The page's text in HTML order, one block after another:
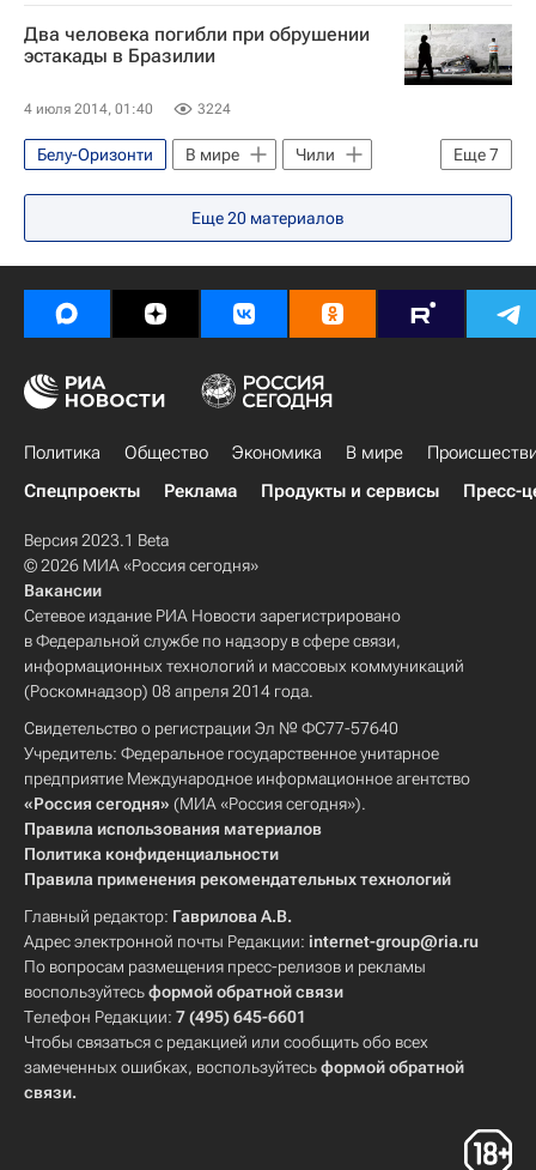
Чемпионат мира по футболу в Бразилии
Бразилия
Америка
Весь мир
Дилма Русеф
ЧМ по футболу 2026
Два человека погибли при обрушении
эстакады в Бразилии
4 июля 2014, 01:40 3224
Еще7
Белу-Оризонти В мире
Чили
Бразилия
Америка
Минас-Жерайс
Весь мир
France-Presse
Чемпионат мира по футболу 2014
Еще20 материалов
Политика Общество Экономика В мире
Спецпроекты
Реклама Продукты и сервисы Пресс-
Версия 2023.1 Beta
© 2026 МИА «Россия сегодня»
Вакансии
Сетевое издание РИА Новости зарегистрировано
в Федеральной службе по надзору в сфере связи,
информационных технологий и массовых коммуникаций
(Роскомнадзор) 08 апреля 2014 года.
Свидетельство о регистрации Эл № ФС77-57640
Учредитель: Федеральное государственное унитарное
предприятие Международное информационное агентство
«Россия сегодня» (МИА «Россия сегодня»).
Правила использования материалов
Политика конфиденциальности
Правила применения рекомендательных технологий
Главный редактор: Гаврилова А.В.
Адрес электронной почты Редакции: internet-group@ria.ru
По вопросам размещения пресс-релизов и рекламы
воспользуйтесьформой обратной связи
Телефон Редакции: 7 (495) 645-6601
Чтобы связаться с редакцией или сообщить обо всех
замеченных ошибках, воспользуйтесьформой обратной
связи.